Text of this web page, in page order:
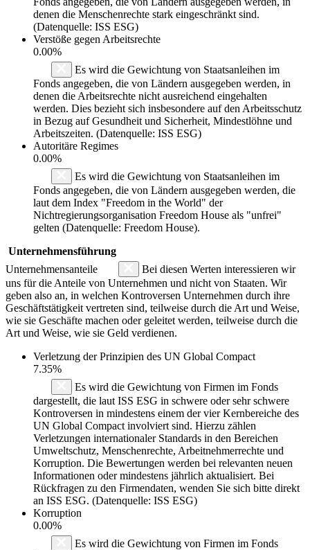
denen die Menschenrechte stark eingeschränkt sind.
(Datenquelle: ISS ESG)
Verstöße gegen Arbeitsrechte
0.00%
Es wird die Gewichtung von Staatsanleihen im
Fonds angegeben, die von Ländern ausgegeben werden, in
denen die Arbeitsrechte nicht ausreichend eingehalten
werden. Dies bezieht sich insbesondere auf den Arbeitsschutz
in Bezug auf Gesundheit und Sicherheit, Mindestlöhne und
Arbeitszeiten. (Datenquelle: ISS ESG)
Autoritäre Regimes
0.00%
Es wird die Gewichtung von Staatsanleihen im
Fonds angegeben, die von Ländern ausgegeben werden, die
laut dem Index "Freedom in the World" der
Nichtregierungsorganisation Freedom House als "unfrei"
gelten (Datenquelle: Freedom House).
Unternehmensführung
Unternehmensanteile
Bei diesen Werten interessieren wir
uns für die Anteile von Unternehmen und nicht von Staaten. Wir
geben also an, in welchen Kontroversen Unternehmen durch ihre
Geschäftstätigkeit vertreten sind, teilweise durch die Art und Weise,
wie sie Geschäfte machen oder geleitet werden, teilweise durch die
Art und Weise, wie sie Geld verdienen.
Verletzung der Prinzipien des UN Global Compact
7.35%
Es wird die Gewichtung von Firmen im Fonds
dargestellt, die laut ISS ESG in schwere oder sehr schwere
Kontroversen in mindestens einem der vier Kernbereiche des
UN Global Compact involviert sind. Hierzu zählen
Verletzungen internationaler Standards in den Bereichen
Umweltschutz, Menschenrechte, Arbeitnehmerrechte und
Korruption. Die Bewertungen werden bei relevanten neuen
Informationen oder mindestens jährlich aktualisiert. Bei
Rückfragen zu den Firmendaten, wenden Sie sich bitte direkt
an ISS ESG. (Datenquelle: ISS ESG)
Korruption
0.00%
Es wird die Gewichtung von Firmen im Fonds